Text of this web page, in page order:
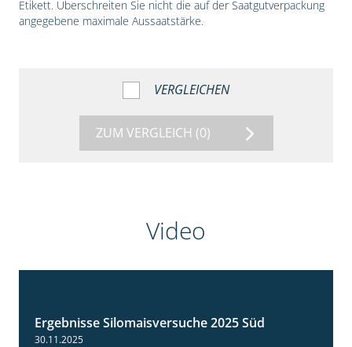
Etikett. Überschreiten Sie nicht die auf der Saatgutverpackung
angegebene maximale Aussaatstärke.
VERGLEICHEN
ZUM VERGLEICH (0)
Video
Ergebnisse Silomaisversuche 2025 Süd
30.11.2025